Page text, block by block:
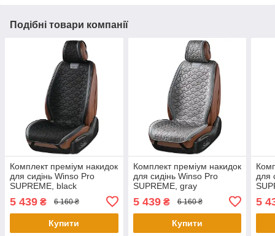
Подібні товари компанії
Комплект преміум накидок
для сидінь Winso Pro
SUPREME, black
5 439 ₴ 6 160 ₴
Купити
Комплект преміум накидок
для сидінь Winso Pro
SUPREME, gray
5 439₴ 6 160 ₴
Купити
для
5